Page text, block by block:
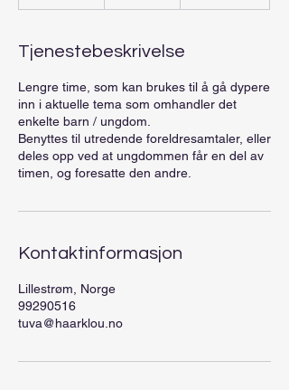
i
Tjenestebeskrivelse
Lengre time, som kan brukes til å gå dypere
inn i aktuelle tema som omhandler det
enkelte barn / ungdom.
Benyttes til utredende foreldresamtaler, eller
deles opp ved at ungdommen får en del av
timen, og foresatte den andre.
Kontaktinformasjon
Lillestrøm, Norge
99290516
tuva@haarklou.no